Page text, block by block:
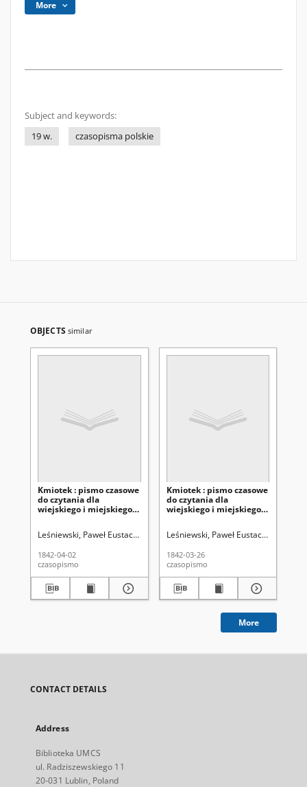
More
Subject and keywords:
19 w.
czasopisma polskie
OBJECTS similar
Kmiotek : pismo czasowe
do czytania dla
wiejskiego i miejskiego
Leśniewski, Paweł Eustachy (1794-1855). Red.
1842-04-02
czasopismo
Kmiotek : pismo czasowe
do czytania dla
wiejskiego i miejskiego
Leśniewski, Paweł Eustachy (1794-
1842-03-26
czasopismo
More
CONTACT DETAILS
Address
Biblioteka UMCS
ul. Radziszewskiego 11
20-031 Lublin, Poland